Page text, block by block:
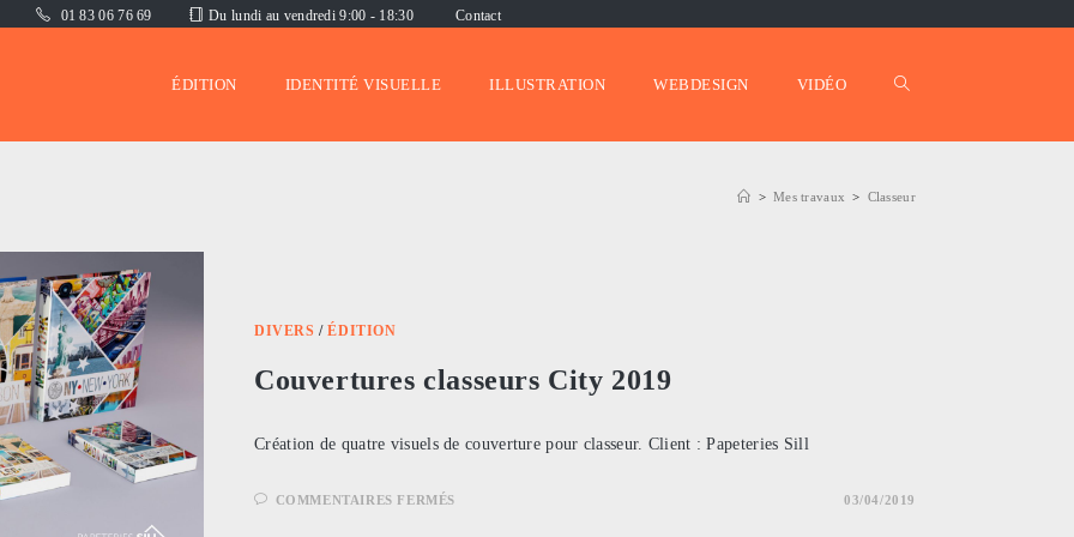
01 83 06 76 69 Du lundi au vendredi 9:00 - 18:30 Contact
ÉDITION IDENTITÉ VISUELLE ILLUSTRATION WEBDESIGN VIDÉO TOGGLE
WEBSITE
> Mes travaux > Classeur
DIVERS /ÉDITION
Couvertures classeurs City 2019
Création de quatre visuels de couverture pour classeur. Client : Papeteries Sill
COMMENTAIRES FERMÉS 03/04/2019